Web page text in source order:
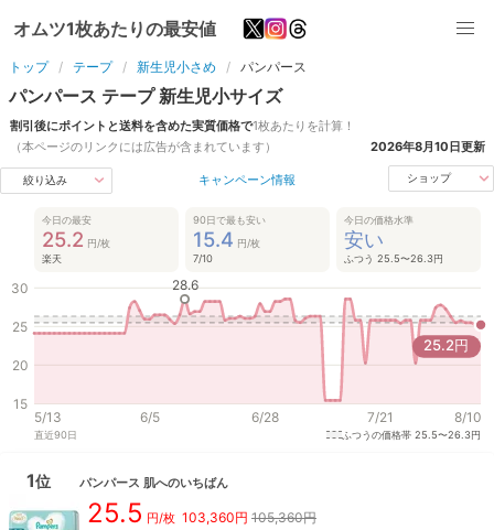
オムツ1枚あたりの最安値
トップ テープ 新生児小さめ パンパース
パンパース テープ 新生児小サイズ
割引後にポイントと送料を含めた実質価格で1枚あたりを計算！
（本ページのリンクには広告が含まれています）
2026年8月10日更新
絞り込み キャンペーン情報 ショップ
今日の最安
25.2 円/枚
楽天
90日で最も安い
15.4 円/枚
7/10
今日の価格水準
安い
ふつう 25.5〜26.3円
15
20
25
30
5/13 6/5 6/28 7/21 8/10
28.6
25.2円
直近90日 ふつうの価格帯25.5〜26.3円
1位 パンパース 肌へのいちばん
25.5 円/枚 103,360円 105,360円